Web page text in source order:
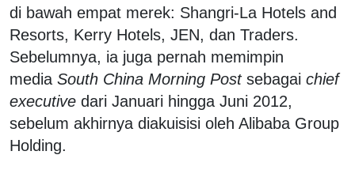
di bawah empat merek: Shangri-La Hotels and
Resorts, Kerry Hotels, JEN, dan Traders.
Sebelumnya, ia juga pernah memimpin
media South China Morning Postsebagai chief
executive dari Januari hingga Juni 2012,
sebelum akhirnya diakuisisi oleh Alibaba Group
Holding.